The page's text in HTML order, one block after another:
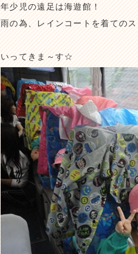
年少児の遠足は海遊館！
雨の為、レインコートを着てのス
いってきま～す☆